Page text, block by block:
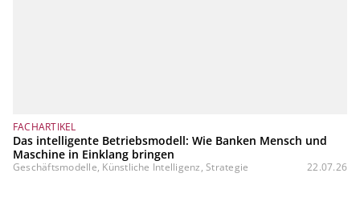
FACHARTIKEL
Das intelligente Betriebsmodell: Wie Banken Mensch und
Maschine in Einklang bringen
Geschäftsmodelle, Künstliche Intelligenz, Strategie 22.07.26